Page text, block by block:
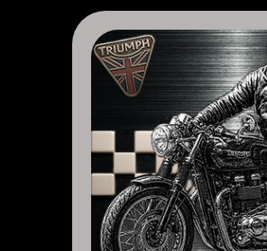
thruxton-
DAS FORUM! Alles rund um die
Street Cup, America und